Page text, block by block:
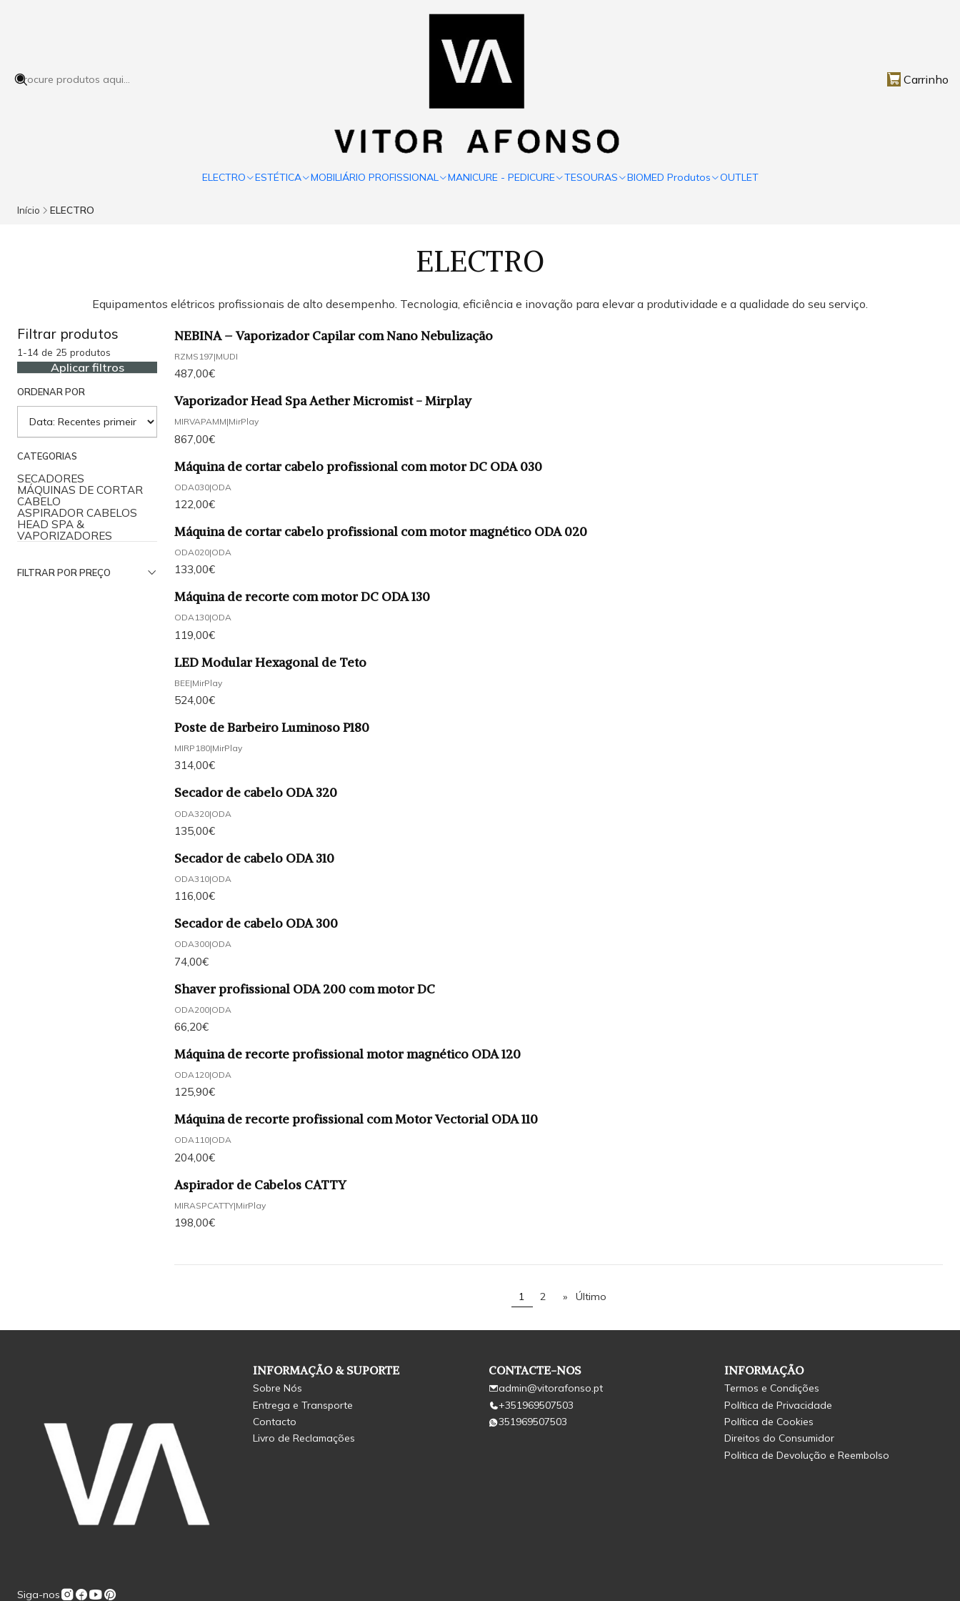
Carrinho
ELECTRO ESTÉTICA MOBILIÁRIO PROFISSIONAL MANICURE - PEDICURE TESOURAS BIOMED Produtos OUTLET
Início ELECTRO
ELECTRO
Equipamentos elétricos profissionais de alto desempenho. Tecnologia, eficiência e inovação para elevar a produtividade e a qualidade do seu serviço.
Filtrar produtos
1-14 de 25 produtos
Aplicar filtros
ORDENAR POR
CATEGORIAS
SECADORES
MÁQUINAS DE CORTAR
CABELO
ASPIRADOR CABELOS
HEAD SPA &
VAPORIZADORES
FILTRAR POR PREÇO
NEBINA – Vaporizador Capilar com Nano Nebulização
RZMS197|MUDI
487,00€
Vaporizador Head Spa Aether Micromist - Mirplay
MIRVAPAMM|MirPlay
867,00€
Máquina de cortar cabelo profissional com motor DC ODA 030
ODA030|ODA
122,00€
Máquina de cortar cabelo profissional com motor magnético ODA 020
ODA020|ODA
133,00€
Máquina de recorte com motor DC ODA 130
ODA130|ODA
119,00€
LED Modular Hexagonal de Teto
BEE|MirPlay
524,00€
Poste de Barbeiro Luminoso P180
MIRP180|MirPlay
314,00€
Secador de cabelo ODA 320
ODA320|ODA
135,00€
Secador de cabelo ODA 310
ODA310|ODA
116,00€
Secador de cabelo ODA 300
ODA300|ODA
74,00€
Shaver profissional ODA 200 com motor DC
ODA200|ODA
66,20€
Máquina de recorte profissional motor magnético ODA 120
ODA120|ODA
125,90€
Máquina de recorte profissional com Motor Vectorial ODA 110
ODA110|ODA
204,00€
Aspirador de Cabelos CATTY
MIRASPCATTY|MirPlay
198,00€
1 2 » Último
Siga-nos
INFORMAÇÃO & SUPORTE
Sobre Nós
Entrega e Transporte
Contacto
Livro de Reclamações
CONTACTE-NOS
admin@vitorafonso.pt
+351969507503
351969507503
INFORMAÇÃO
Termos e Condições
Política de Privacidade
Política de Cookies
Direitos do Consumidor
Politica de Devolução e Reembolso